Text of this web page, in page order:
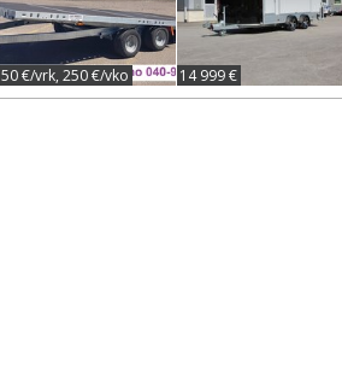
50 €/vrk, 250 €/vko 14 999 €